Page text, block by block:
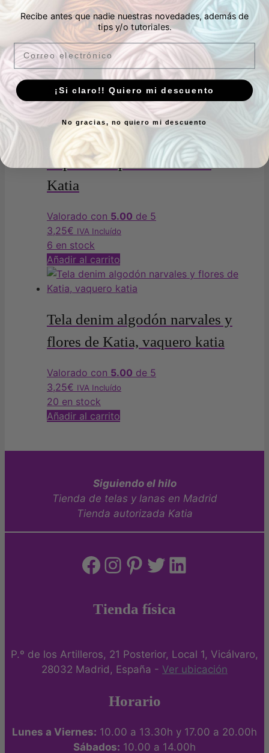
Tela popelín algodón cerezas de
Katia
3,25 € IVA Incluído
13 en stock
Añadir al carrito
Popelín Tropical Turtles de
Katia
Valorado con 5.00 de 5
3,25€ IVA Incluído
6 en stock
Añadir al carrito
Tela denim algodón narvales y
flores de Katia, vaquero katia
Valorado con 5.00 de 5
3,25€ IVA Incluído
20 en stock
Añadir al carrito
Siguiendo el hilo
Tienda de telas y lanas en Madrid
Tienda autorizada Katia
Facebook
Instagram
Pinterest
Twitter
LinkedIn
Tienda física
P.º de los Artilleros, 21 Posterior, Local 1, Vicálvaro,
28032 Madrid, España - Ver ubicación
Horario
Lunes a Viernes: 10.00 a 13.30h y 17.00 a 20.00h
Sábados: 10.00 a 14.00h
Recibe antes que nadie nuestras novedades, además de
tips y/o tutoriales.
Email
¡Si claro!! Quiero mi descuento
No gracias, no quiero mi descuento